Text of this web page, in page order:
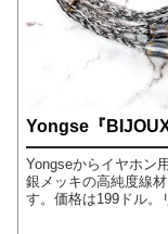
Yongse『
Yongseからイヤホン
銀メッキの高純度線
す。価格は199ドル。